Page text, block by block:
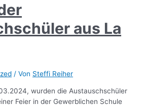
aus La
/ Von Steffi Reiher
wurden die Austauschschüler
Feier in der Gewerblichen Schule